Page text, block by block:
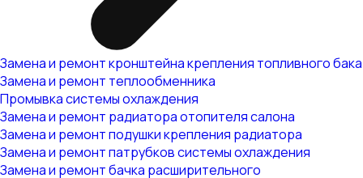
Замена и ремонт кронштейна крепления топливного бака
Замена и ремонт теплообменника
Промывка системы охлаждения
Замена и ремонт радиатора отопителя салона
Замена и ремонт подушки крепления радиатора
Замена и ремонт патрубков системы охлаждения
Замена и ремонт бачка расширительного